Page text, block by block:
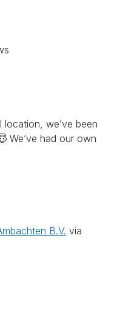
location, we’ve been
We’ve had our own
B.V. via